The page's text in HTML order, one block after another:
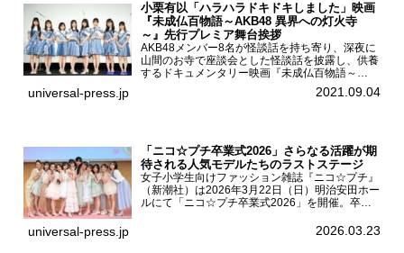
小栗有以「ハラハラドキドキしました」映画
『未成仏百物語～AKB48 異界への灯火寺
～』先行プレミア舞台挨拶
AKB48メンバー8名が怪談話を持ち寄り、深夜に
山間のお寺で座談会とした怪談話を披露し、供養
するドキュメンタリー映画『未成仏百物語～
AKB48異界への灯火寺～』の先行プレミア舞台
挨拶が東京・ユナイテッド・シネマ豊洲で開催さ
universal-press.jp 2021.09.04
「ニコ☆プチ卒業式2026」さらなる活躍が期
待される人気モデルたちのラストステージ
女子小学生向けファッション雑誌『ニコ☆プチ』
（新潮社）は2026年3月22日（日）明治安田ホー
ルにて「ニコ☆プチ卒業式2026」を開催。卒業
ん、末永ひなた、高梨琴乃、土井ありさ、藤田蒼
universal-press.jp 2026.03.23